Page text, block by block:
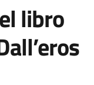
libro